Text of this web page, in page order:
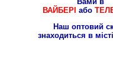
ВАЙБЕРІ або
Наш оптовий
знаходиться в